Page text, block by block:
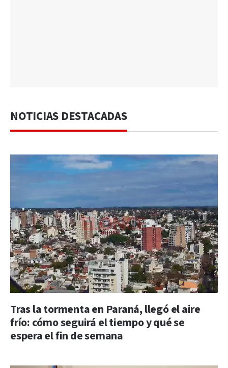
NOTICIAS DESTACADAS
Tras la tormenta en Paraná, llegó el aire
frío: cómo seguirá el tiempo y qué se
espera el fin de semana